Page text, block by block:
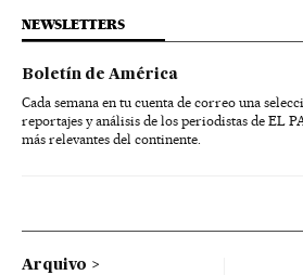
NEWSLETTERS
Boletín de América
Cada semana en tu cuenta de correo una
reportajes y análisis de los periodistas de EL
más relevantes del continente.
Arquivo